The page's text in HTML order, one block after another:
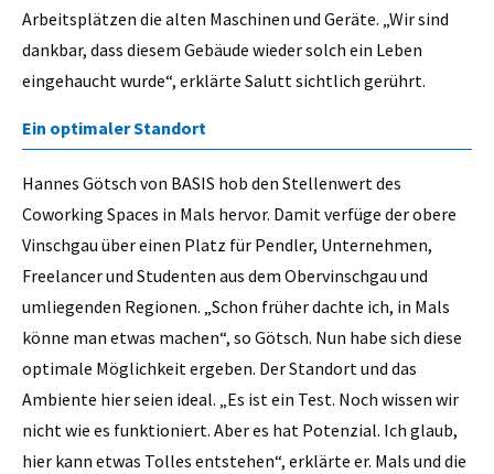
Arbeitsplätzen die alten Maschinen und Geräte. „Wir sind
dankbar, dass diesem Gebäude wieder solch ein Leben
eingehaucht wurde“, erklärte Salutt sichtlich gerührt.
Ein optimaler Standort
Hannes Götsch von BASIS hob den Stellenwert des
Coworking Spaces in Mals hervor. Damit verfüge der obere
Vinschgau über einen Platz für Pendler, Unternehmen,
Freelancer und Studenten aus dem Obervinschgau und
umliegenden Regionen. „Schon früher dachte ich, in Mals
könne man etwas machen“, so Götsch. Nun habe sich diese
optimale Möglichkeit ergeben. Der Standort und das
Ambiente hier seien ideal. „Es ist ein Test. Noch wissen wir
nicht wie es funktioniert. Aber es hat Potenzial. Ich glaub,
hier kann etwas Tolles entstehen“, erklärte er. Mals und die